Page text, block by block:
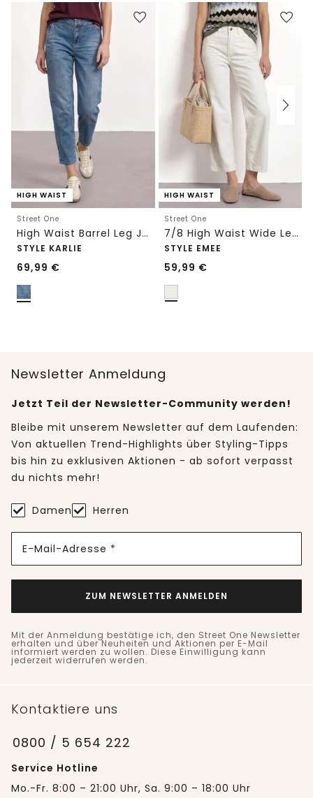
HIGH WAIST
Street One
High Waist Barrel Leg Jeans im Loose Fit
STYLE KARLIE
69,99 €
HIGH WAIST
Street One
7/8 High Waist Wide Leg Jeans im Loose Fit
STYLE EMEE
59,99 €
Newsletter Anmeldung
Jetzt Teil der Newsletter-Community werden!
Bleibe mit unserem Newsletter auf dem Laufenden:
Von aktuellen Trend-Highlights über Styling-Tipps
bis hin zu exklusiven Aktionen - ab sofort verpasst
du nichts mehr!
Damen Herren
E-Mail-Adresse *
ZUM NEWSLETTER ANMELDEN
Mit der Anmeldung bestätige ich, den Street One Newsletter
erhalten und über Neuheiten und Aktionen per E-Mail
informiert werden zu wollen. Diese Einwilligung kann
jederzeit widerrufen werden.
Kontaktiere uns
0800 / 5 654 222
Service Hotline
Mo.-Fr. 8:00 – 21:00 Uhr, Sa. 9:00 – 18:00 Uhr